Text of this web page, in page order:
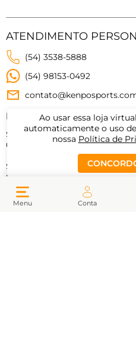
Menu Conta
ATENDIMENTO
(54) 3538-5888
(54) 98153-0492
Horários de atendimento
Segunda a sexta-feira:
09:00 às 19:00
Sábados:
09:00 às 17:30
Ao usar essa loja
automaticamente o uso
nossa Política de